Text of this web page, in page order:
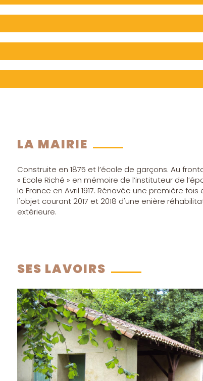
LA MAIRIE
Construite en 1875 et l’école de garçons. Au
« Ecole Riché » en mémoire de l’instituteur de
la France en Avril 1917. Rénovée une première fois
l'objet courant 2017 et 2018 d'une enière
extérieure.
SES LAVOIRS